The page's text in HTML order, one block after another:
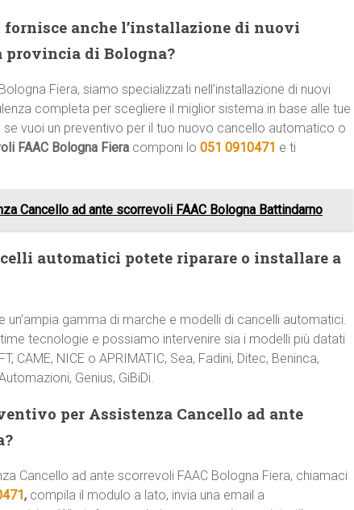
anche l’installazione di nuovi
di Bologna?
Fiera, siamo specializzati nell’installazione di nuovi
completa per scegliere il miglior sistema in base alle tue
vuoi un preventivo per il tuo nuovo cancello automatico o
FAAC Bologna Fiera componi lo 051 0910471 e ti
Cancello ad ante scorrevoli FAAC Bologna Battindarno
automatici potete riparare o installare a
un’ampia gamma di marche e modelli di cancelli automatici.
tecnologie e possiamo intervenire sia i modelli più datati
CAME, NICE o APRIMATIC, Sea, Fadini, Ditec, Beninca,
Genius, GiBiDi.
per Assistenza Cancello ad ante
Cancello ad ante scorrevoli FAAC Bologna Fiera, chiamaci
, compila il modulo a lato, invia una email a